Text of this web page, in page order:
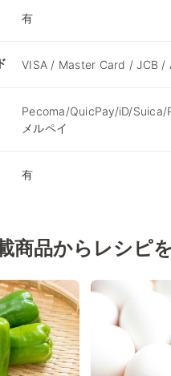
有
VISA / Master Card / JCB /
Pecoma/QuicPay/iD/Suica/
メルペイ
有
商品からレシピ